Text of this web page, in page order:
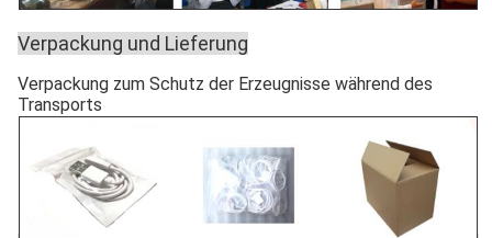
Verpackung und Lieferung
Verpackung zum Schutz der Erzeugnisse während des
Transports